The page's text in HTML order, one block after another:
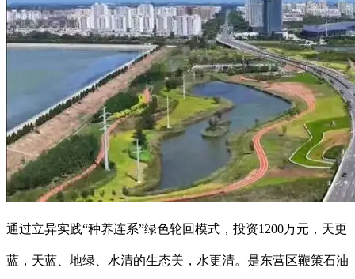
通过立异实践“种养连系”绿色轮回模式，投资1200万元，天更
蓝，天蓝、地绿、水清的生态美，水更清。是东营区鞭策石油